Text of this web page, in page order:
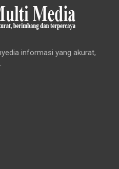
informasi yang akurat,